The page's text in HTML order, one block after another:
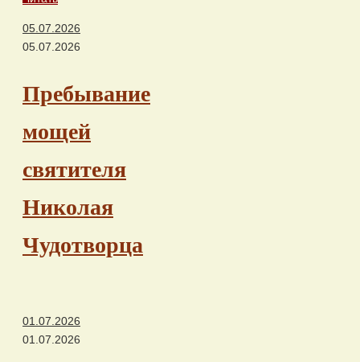
05.07.2026
05.07.2026
Пребывание
мощей
святителя
Николая
Чудотворца
01.07.2026
01.07.2026